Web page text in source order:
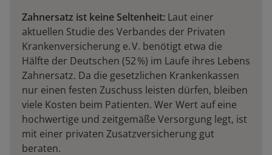
Zahnersatz ist keine Seltenheit: Laut einer
aktuellen Studie des Verbandes der Privaten
Krankenversicherung e. V. benötigt etwa die
Hälfte der Deutschen (52 %) im Laufe ihres Lebens
Zahnersatz. Da die gesetzlichen Krankenkassen
nur einen festen Zuschuss leisten dürfen, bleiben
viele Kosten beim Patienten. Wer Wert auf eine
hochwertige und zeitgemäße Versorgung legt, ist
mit einer privaten Zusatzversicherung gut
beraten.